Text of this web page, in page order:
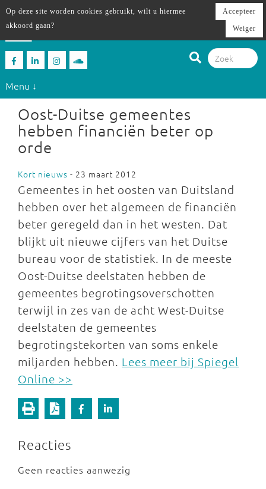
Menu ↓
Oost-Duitse gemeentes
hebben financiën beter op
orde
Kort nieuws - 23 maart 2012
Gemeentes in het oosten van Duitsland
hebben over het algemeen de financiën
beter geregeld dan in het westen. Dat
blijkt uit nieuwe cijfers van het Duitse
bureau voor de statistiek. In de meeste
Oost-Duitse deelstaten hebben de
gemeentes begrotingsoverschotten
terwijl in zes van de acht West-Duitse
deelstaten de gemeentes
begrotingstekorten van soms enkele
miljarden hebben. Lees meer bij Spiegel
Online >>
Reacties
Geen reacties aanwezig
Op deze site worden cookies gebruikt, wilt u hiermee
akkoord gaan?
Accepteer
Weiger